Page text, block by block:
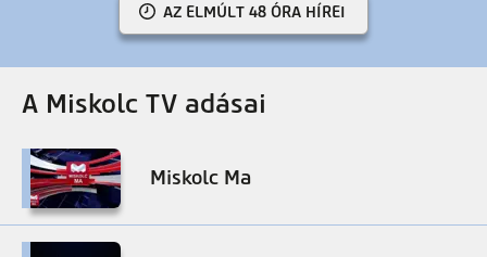
AZ ELMÚLT 48 ÓRA HÍREI
A Miskolc TV adásai
Miskolc Ma